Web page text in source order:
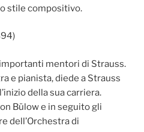
stile compositivo.
mentori di Strauss.
e pianista, diede a Strauss
della sua carriera.
Bülow e in seguito gli
dell’Orchestra di